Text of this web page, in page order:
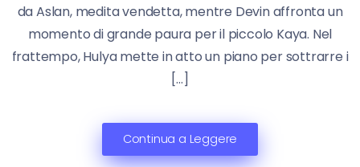
da Aslan, medita vendetta, mentre Devin affronta un
momento di grande paura per il piccolo Kaya. Nel
frattempo, Hulya mette in atto un piano per sottrarre i
[…]
Continua a Leggere